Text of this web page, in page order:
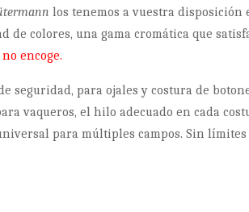
los tenemos a vuestra disposición
de colores, una gama cromática que
encoge.
seguridad, para ojales y costura de
vaqueros, el hilo adecuado en cada
para múltiples campos. Sin límites